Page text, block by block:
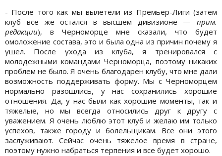
- После того как мы вылетели из Премьер-Лиги (затем
клуб все же остался в высшем дивизионе — прим.
редакции), в Черноморце мне сказали, что будет
омоложение состава, это и была одна из причин почему я
ушел. После ухода из клуба, я тренировался с
молодежными командами Черноморца, поэтому никаких
проблем не было. Я очень благодарен клубу, что мне дали
возможность поддерживать форму. Мы с Черноморцем
нормально разошлись, у нас сохранились хорошие
отношения. Да, у нас были как хорошие моменты, так и
тяжелые, но мы всегда относились друг к другу с
уважением. Я очень люблю этот клуб и желаю им только
успехов, также городу и болельщикам. Все они этого
заслуживают. Сейчас очень тяжелое время в стране,
поэтому нужно набраться терпения и все будет хорошо.